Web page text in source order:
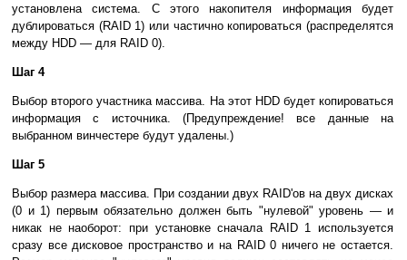
установлена система. С этого накопителя информация будет
дублироваться (RAID 1) или частично копироваться (распределятся
между HDD — для RAID 0).
Шаг 4
Выбор второго участника массива. На этот HDD будет копироваться
информация с источника. (Предупреждение! все данные на
выбранном винчестере будут удалены.)
Шаг 5
Выбор размера массива. При создании двух RAID'ов на двух дисках
(0 и 1) первым обязательно должен быть "нулевой" уровень — и
никак не наоборот: при установке сначала RAID 1 используется
сразу все дисковое пространство и на RAID 0 ничего не остается.